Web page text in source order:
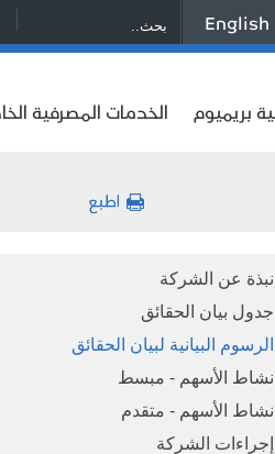
English
بريميوم الخدمات المصرفية
نبذة عن الشركة
جدول بيان الحقائق
الرسوم البيانية لبيان الحقائق
نشاط الأسهم - مبسط
نشاط الأسهم - متقدم
إجراءات الشركة